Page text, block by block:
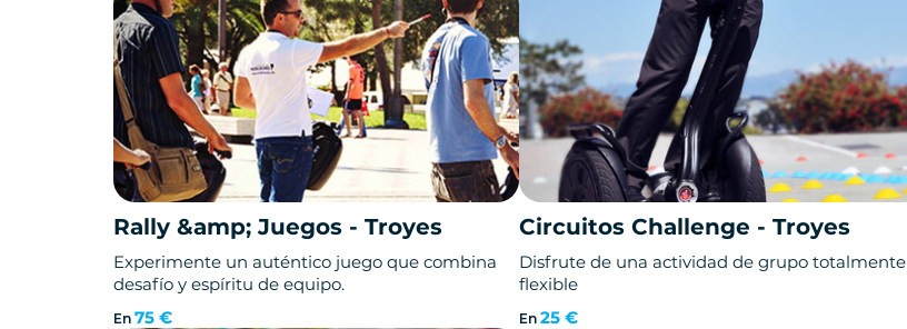
Rally &amp; Juegos - Troyes
Experimente un auténtico juego que combina
desafío y espíritu de equipo.
En 75 €
Circuitos Challenge - Troyes
Disfrute de una actividad de grupo totalmente
flexible
En 25 €